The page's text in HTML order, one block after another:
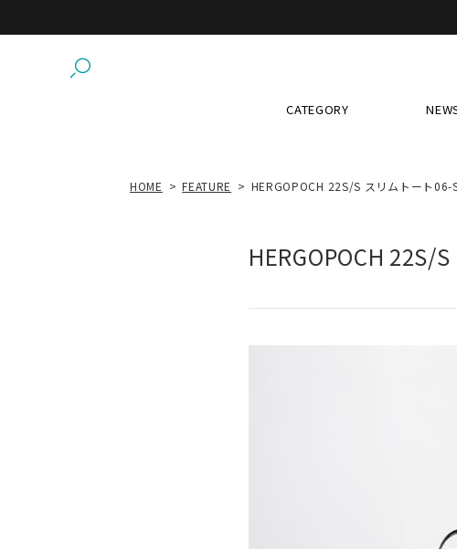
CATEGORY
HOME FEATURE HERGOPOCH 22S/S スリムトート06-
HERGOPOCH 22S/